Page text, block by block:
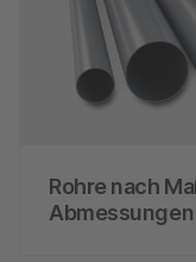
Rohre nach
Abmessungen